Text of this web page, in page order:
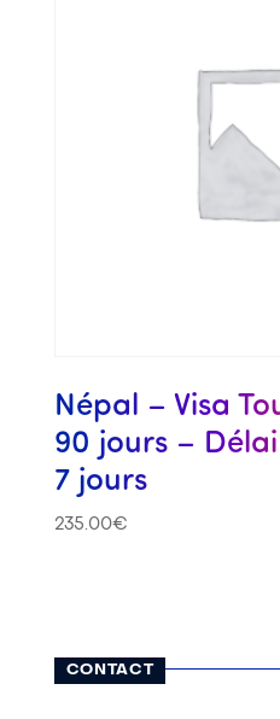
Népal – Visa
90 jours –
7 jours
235.00€
CONTACT